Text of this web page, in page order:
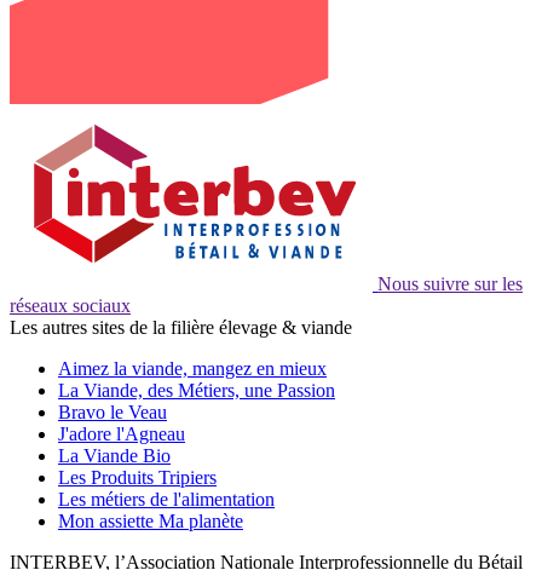
Nous suivre sur les
réseaux sociaux
Les autres sites de la filière élevage & viande
Aimez la viande, mangez en mieux
La Viande, des Métiers, une Passion
Bravo le Veau
J'adore l'Agneau
La Viande Bio
Les Produits Tripiers
Les métiers de l'alimentation
Mon assiette Ma planète
INTERBEV, l’Association Nationale Interprofessionnelle du Bétail